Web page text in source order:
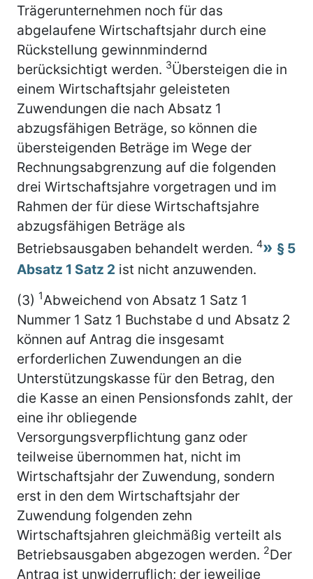
Trägerunternehmen noch für das
abgelaufene Wirtschaftsjahr durch eine
Rückstellung gewinnmindernd
berücksichtigt werden. 3Übersteigen die in
einem Wirtschaftsjahr geleisteten
Zuwendungen die nach Absatz 1
abzugsfähigen Beträge, so können die
übersteigenden Beträge im Wege der
Rechnungsabgrenzung auf die folgenden
drei Wirtschaftsjahre vorgetragen und im
Rahmen der für diese Wirtschaftsjahre
abzugsfähigen Beträge als
Betriebsausgaben behandelt werden. 4
§ 5
Absatz 1 Satz 2 ist nicht anzuwenden.
(3) 1Abweichend von Absatz 1 Satz 1
Nummer 1 Satz 1 Buchstabe d und Absatz 2
können auf Antrag die insgesamt
erforderlichen Zuwendungen an die
Unterstützungskasse für den Betrag, den
die Kasse an einen Pensionsfonds zahlt, der
eine ihr obliegende
Versorgungsverpflichtung ganz oder
teilweise übernommen hat, nicht im
Wirtschaftsjahr der Zuwendung, sondern
erst in den dem Wirtschaftsjahr der
Zuwendung folgenden zehn
Wirtschaftsjahren gleichmäßig verteilt als
Betriebsausgaben abgezogen werden. 2Der
Antrag ist unwiderruflich; der jeweilige